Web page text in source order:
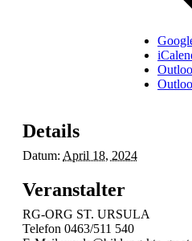
Details
Datum: April 18, 2024
Veranstalter
RG-ORG ST. URSULA
Telefon 0463/511 540